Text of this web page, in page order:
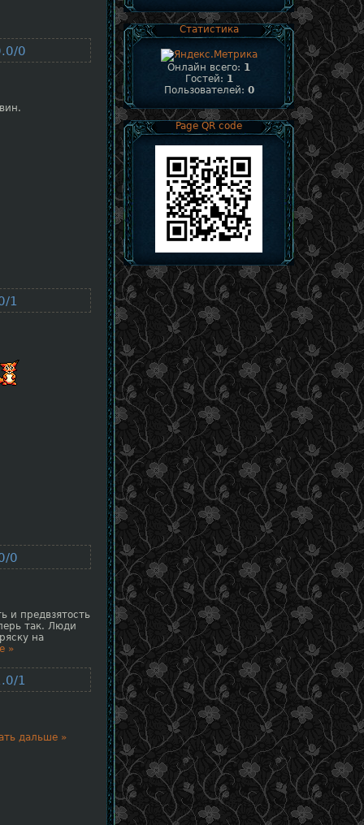
0
1
0
и предвзятость
так. Люди
на
»
1
дальше »
Статистика
Онлайн всего: 1
Гостей: 1
Пользователей: 0
Page QR code